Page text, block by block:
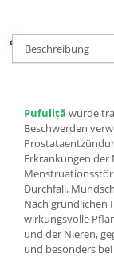
Beschreibung
Pufuliță wurde
Beschwerden
Erkrankungen der
Durchfall,
Nach gründlichen
wirkungsvolle
und der Nieren,
und besonders